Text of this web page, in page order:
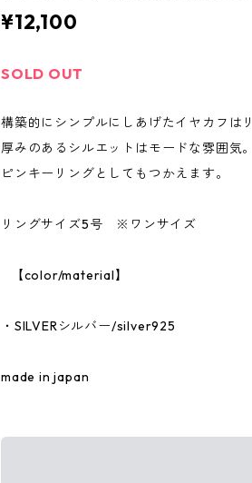
¥12,100
SOLD OUT
構築的にシンプルにしあげたイヤカフは
厚みのあるシルエットはモードな雰囲気。
ピンキーリングとしてもつかえます。
リングサイズ5号 ※ワンサイズ
⠀【color/material】
・SILVERシルバー/silver925
made in japan